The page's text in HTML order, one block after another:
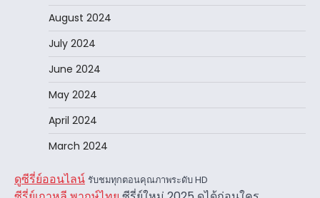
August 2024
July 2024
June 2024
May 2024
April 2024
March 2024
ดูซีรี่ย์ออนไลน์ รับชมทุกตอนคุณภาพระดับ HD